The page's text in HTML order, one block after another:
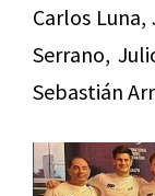
Carlos
Serrano,
Sebastián